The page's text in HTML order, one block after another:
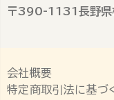
〒390-1131長野県
会社概要
特定商取引法に基づ